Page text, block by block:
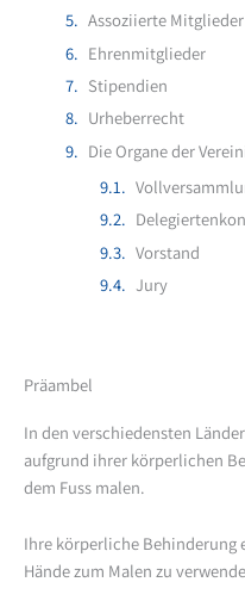
Assoziierte Mitglieder
Ehrenmitglieder
Stipendien
Urheberrecht
Die Organe der
Vorstand
Jury
Präambel
In den verschiedensten
aufgrund ihrer körperlichen
dem Fuss malen.
Ihre körperliche Behinderung
Hände zum Malen zu